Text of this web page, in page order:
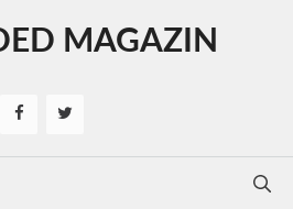
MAGAZIN